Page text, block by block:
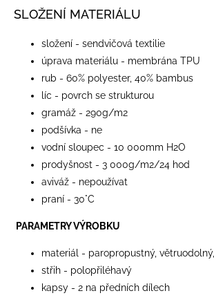
SLOŽENÍ MATERIÁLU
složení - sendvičová textilie
úprava materiálu - membrána TPU
rub - 60% polyester, 40% bambus
líc - povrch se strukturou
gramáž - 290g/m2
podšívka - ne
vodní sloupec - 10 000mm H2O
prodyšnost - 3 000g/m2/24 hod
aviváž - nepoužívat
praní - 30°C
PARAMETRY VÝROBKU
materiál - paropropustný,
střih - polopřiléhavý
kapsy - 2 na předních dílech